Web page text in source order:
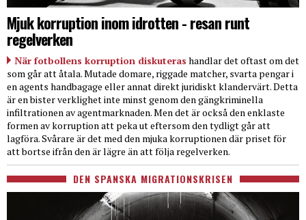
Mjuk korruption inom idrotten - resan runt
regelverken
När fotbollens korruption diskuteras handlar det oftast om det
som går att åtala. Mutade domare, riggade matcher, svarta pengar i
en agents handbagage eller annat direkt juridiskt klandervärt. Detta
är en bister verklighet inte minst genom den gängkriminella
infiltrationen av agentmarknaden. Men det är också den enklaste
formen av korruption att peka ut eftersom den tydligt går att
lagföra. Svårare är det med den mjuka korruptionen där priset för
att bortse ifrån den är lägre än att följa regelverken.
DEN SPANSKA MIGRATIONSKRISEN